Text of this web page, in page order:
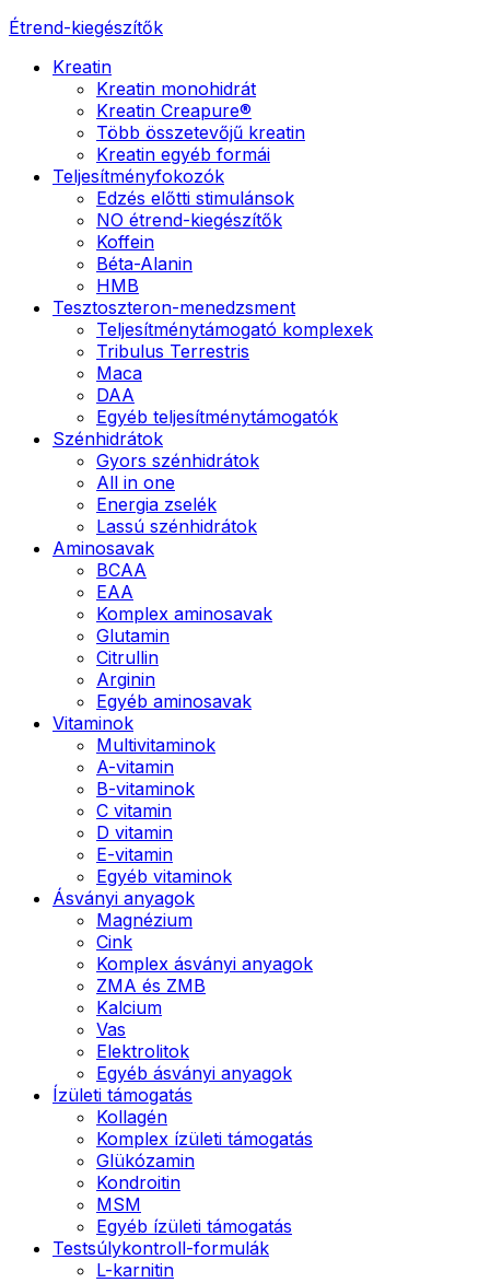
Étrend-kiegészítők
Kreatin
Kreatin monohidrát
Kreatin Creapure®
Több összetevőjű kreatin
Kreatin egyéb formái
Teljesítményfokozók
Edzés előtti stimulánsok
NO étrend-kiegészítők
Koffein
Béta-Alanin
HMB
Tesztoszteron-menedzsment
Teljesítménytámogató komplexek
Tribulus Terrestris
Maca
DAA
Egyéb teljesítménytámogatók
Szénhidrátok
Gyors szénhidrátok
All in one
Energia zselék
Lassú szénhidrátok
Aminosavak
BCAA
EAA
Komplex aminosavak
Glutamin
Citrullin
Arginin
Egyéb aminosavak
Vitaminok
Multivitaminok
A-vitamin
B-vitaminok
C vitamin
D vitamin
E-vitamin
Egyéb vitaminok
Ásványi anyagok
Magnézium
Cink
Komplex ásványi anyagok
ZMA és ZMB
Kalcium
Vas
Elektrolitok
Egyéb ásványi anyagok
Ízületi támogatás
Kollagén
Komplex ízületi támogatás
Glükózamin
Kondroitin
MSM
Egyéb ízületi támogatás
Testsúlykontroll-formulák
L-karnitin